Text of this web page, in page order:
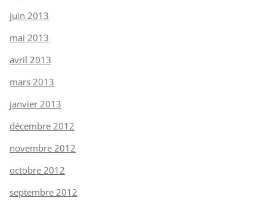
juin 2013
mai 2013
avril 2013
mars 2013
janvier 2013
décembre 2012
novembre 2012
octobre 2012
septembre 2012